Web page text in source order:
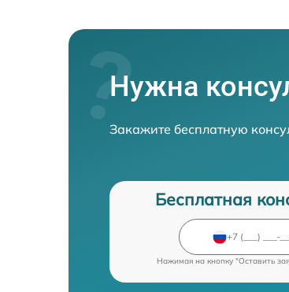
Нужна
Закажите бесплатную
Бесплатная
Нажимая на кнопку "Оставить